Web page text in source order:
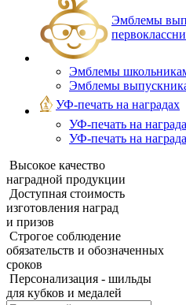
Эмблемы
Эмблемы
Эмблемы
УФ-печать на наградах
УФ‑печать на
УФ-печать на
Высокое качество
наградной продукции
Доступная стоимость
изготовления наград
и призов
Строгое соблюдение
обязательств и обозначенных
сроков
Персонализация - шильды
для кубков и медалей